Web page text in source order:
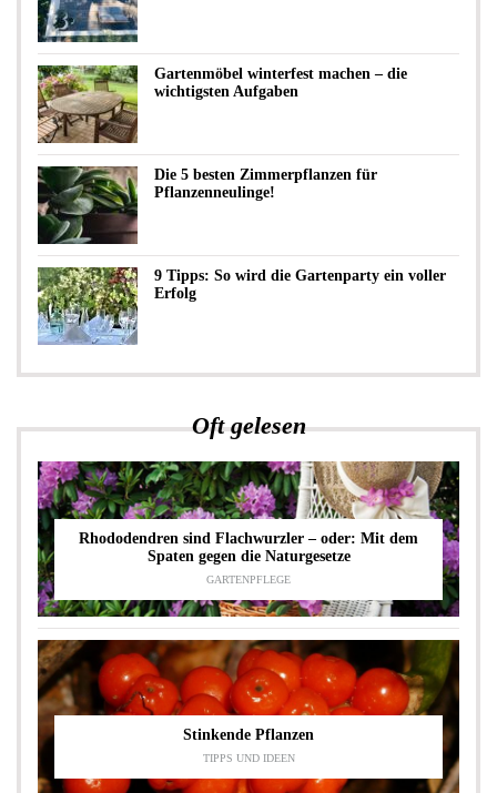
Gartenmöbel winterfest machen – die
wichtigsten Aufgaben
Die 5 besten Zimmerpflanzen für
Pflanzenneulinge!
9 Tipps: So wird die Gartenparty ein voller
Erfolg
Oft gelesen
Rhododendren sind Flachwurzler – oder: Mit dem
Spaten gegen die Naturgesetze
GARTENPFLEGE
Stinkende Pflanzen
TIPPS UND IDEEN